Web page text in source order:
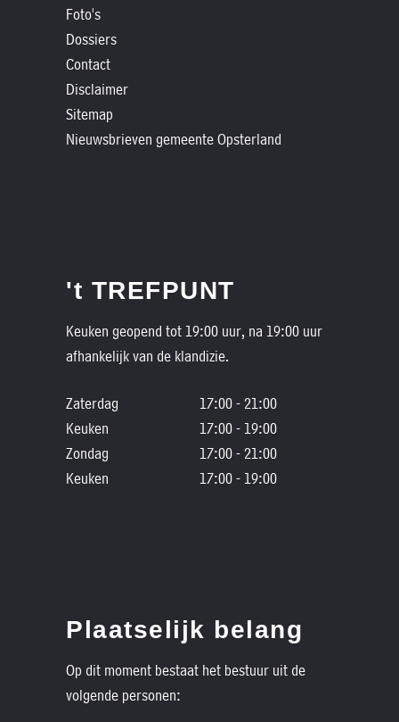
Foto's
Dossiers
Contact
Disclaimer
Sitemap
Nieuwsbrieven gemeente Opsterland
't TREFPUNT
Keuken geopend tot 19:00 uur, na 19:00 uur
afhankelijk van de klandizie.
Zaterdag
17:00 - 21:00
Keuken
17:00 - 19:00
Zondag
17:00 - 21:00
Keuken
17:00 - 19:00
Plaatselijk belang
Op dit moment bestaat het bestuur uit de
volgende personen:
Dossiers
Contact
Nieuwsbrieven